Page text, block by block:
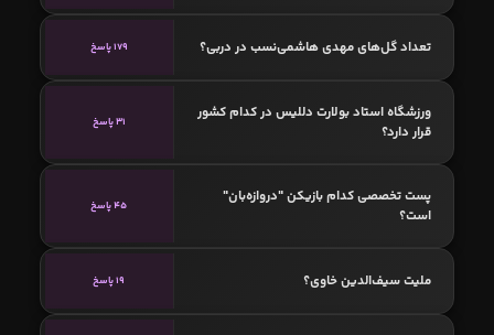
تعداد گل‌های مهدی هاشمی‌نسب در دربی؟ 179 پاسخ
ورزشگاه استاد بولارت دللیس در کدام کشور
قرار دارد؟
31 پاسخ
پست تخصصی کدام بازیکن "دروازه‌بان"
است؟
45 پاسخ
ملیت سیف‌الدین خاوی؟ 19 پاسخ